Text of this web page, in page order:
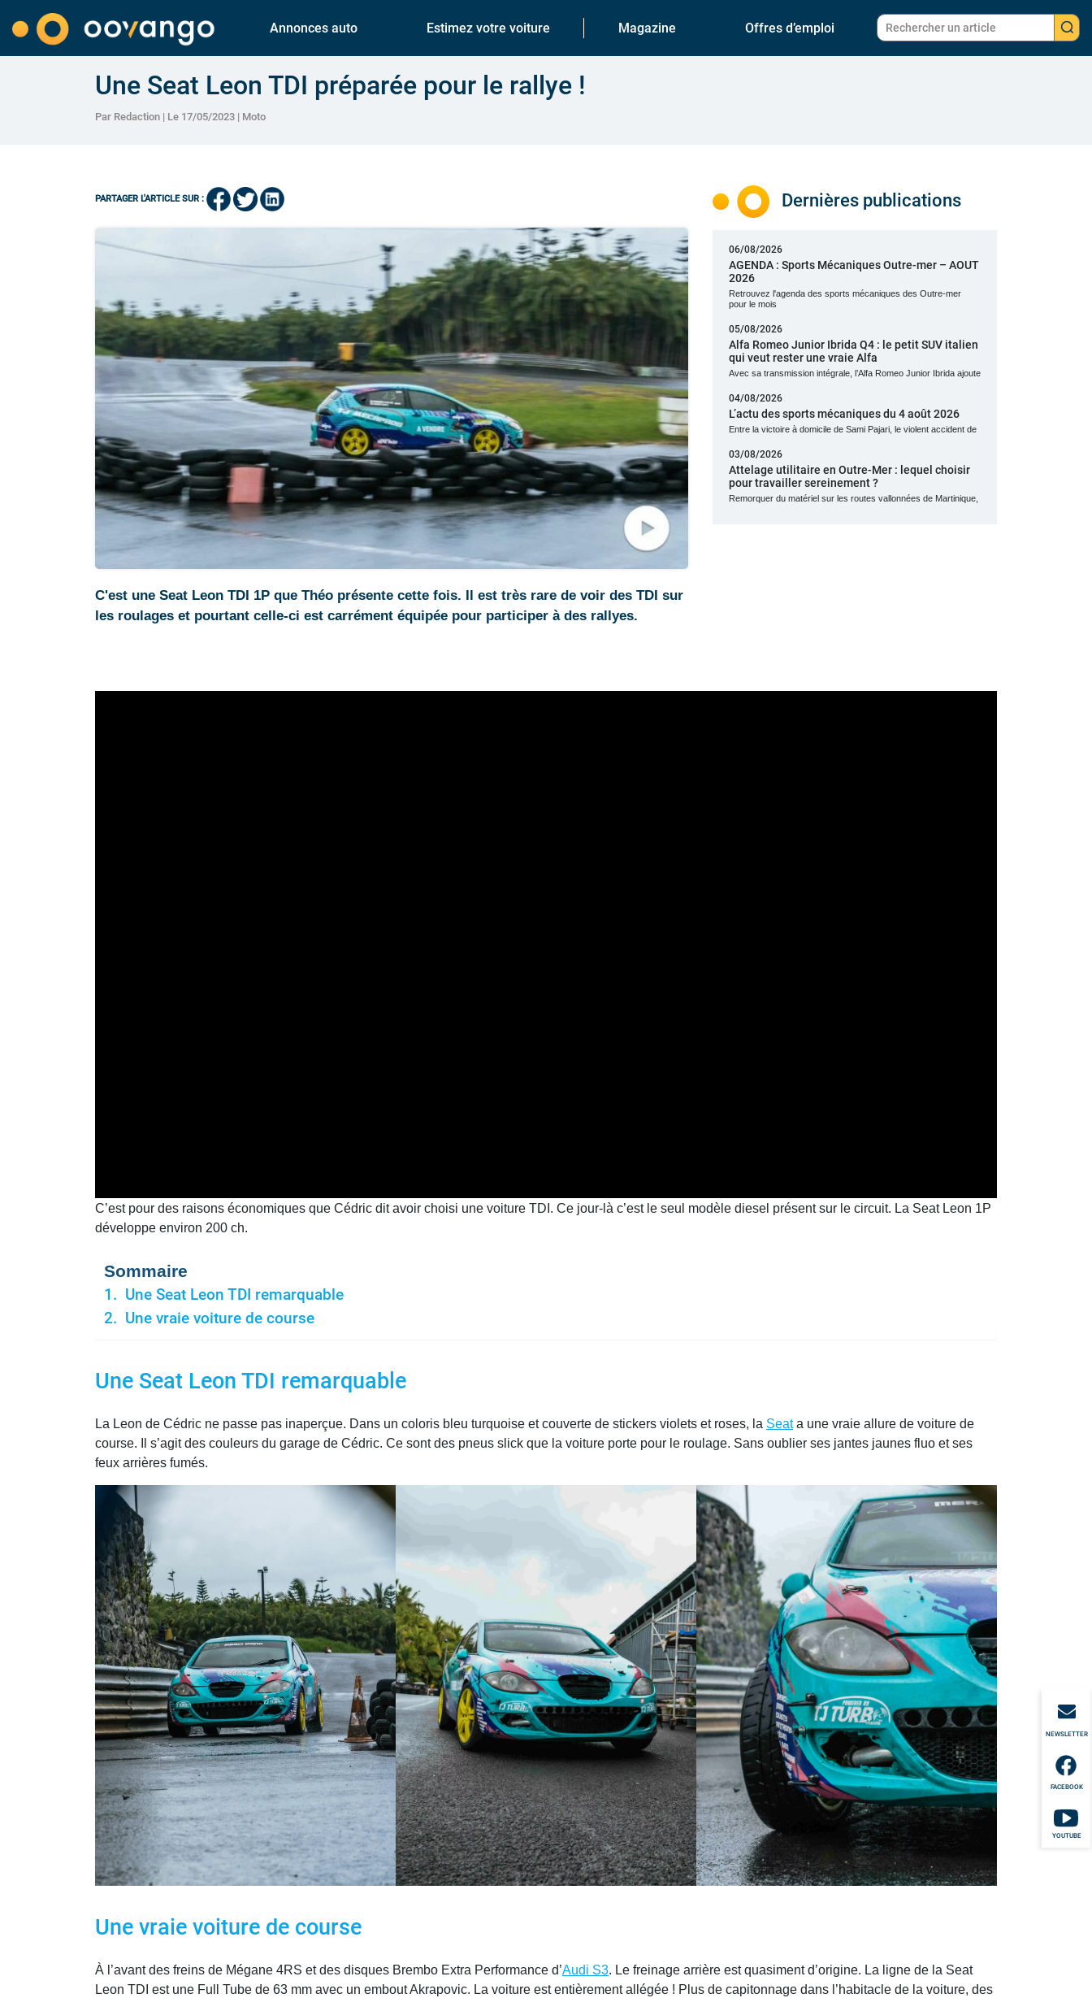
Annonces auto Estimez votre voiture Magazine Offres d’emploi
NEWSLETTER
FACEBOOK
YOUTUBE
Une Seat Leon TDI préparée pour le rallye !
Par Redaction | Le 17/05/2023 | Moto
PARTAGER L'ARTICLE SUR :
C'est une Seat Leon TDI 1P que Théo présente cette fois. Il est très rare de voir des TDI sur
les roulages et pourtant celle-ci est carrément équipée pour participer à des rallyes.
Dernières publications
06/08/2026
AGENDA : Sports Mécaniques Outre-mer – AOUT
2026
Retrouvez l'agenda des sports mécaniques des Outre-mer
pour le mois
05/08/2026
Alfa Romeo Junior Ibrida Q4 : le petit SUV italien
qui veut rester une vraie Alfa
Avec sa transmission intégrale, l’Alfa Romeo Junior Ibrida ajoute
04/08/2026
L’actu des sports mécaniques du 4 août 2026
Entre la victoire à domicile de Sami Pajari, le violent accident de
03/08/2026
Attelage utilitaire en Outre-Mer : lequel choisir
pour travailler sereinement ?
Remorquer du matériel sur les routes vallonnées de Martinique,
C’est pour des raisons économiques que Cédric dit avoir choisi une voiture TDI. Ce jour-là c’est le seul modèle diesel présent sur le circuit. La Seat Leon 1P
développe environ 200 ch.
Sommaire
Une Seat Leon TDI remarquable
Une vraie voiture de course
Une Seat Leon TDI remarquable
La Leon de Cédric ne passe pas inaperçue. Dans un coloris bleu turquoise et couverte de stickers violets et roses, la Seata une vraie allure de voiture de
course. Il s’agit des couleurs du garage de Cédric. Ce sont des pneus slick que la voiture porte pour le roulage. Sans oublier ses jantes jaunes fluo et ses
feux arrières fumés.
Une vraie voiture de course
À l’avant des freins de Mégane 4RS et des disques Brembo Extra Performance d’Audi S3. Le freinage arrière est quasiment d’origine. La ligne de la Seat
Leon TDI est une Full Tube de 63 mm avec un embout Akrapovic. La voiture est entièrement allégée ! Plus de capitonnage dans l’habitacle de la voiture, des